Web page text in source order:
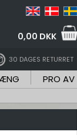
0,00 DKK
30 DAGES RETURRET
PRO AV